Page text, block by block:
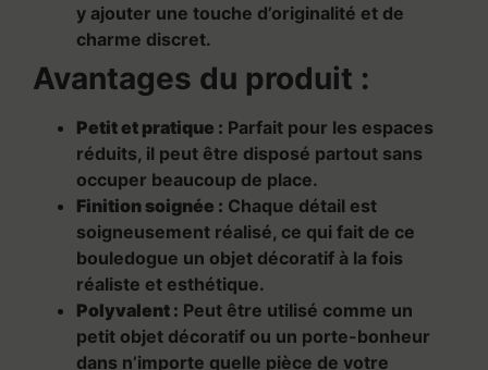
y ajouter une touche d’originalité et de
charme discret.
Avantages du produit :
Petit et pratique : Parfait pour les espaces
réduits, il peut être disposé partout sans
occuper beaucoup de place.
Finition soignée : Chaque détail est
soigneusement réalisé, ce qui fait de ce
bouledogue un objet décoratif à la fois
réaliste et esthétique.
Polyvalent : Peut être utilisé comme un
petit objet décoratif ou un porte-bonheur
dans n’importe quelle pièce de votre